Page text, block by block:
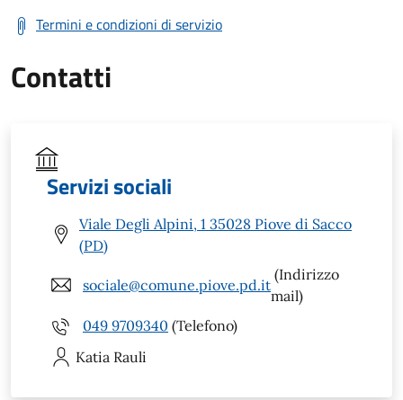
Termini e condizioni di servizio
Contatti
Servizi sociali
Viale Degli Alpini, 1 35028 Piove di Sacco
(PD)
sociale@comune.piove.pd.it
(Indirizzo
mail)
049 9709340 (Telefono)
Katia Rauli